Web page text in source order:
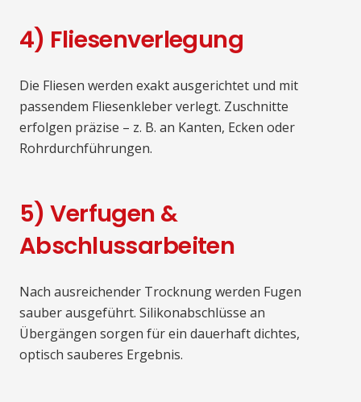
4) Fliesenverlegung
Die Fliesen werden exakt ausgerichtet und mit
passendem Fliesenkleber verlegt. Zuschnitte
erfolgen präzise – z. B. an Kanten, Ecken oder
Rohrdurchführungen.
5) Verfugen &
Abschlussarbeiten
Nach ausreichender Trocknung werden Fugen
sauber ausgeführt. Silikonabschlüsse an
Übergängen sorgen für ein dauerhaft dichtes,
optisch sauberes Ergebnis.